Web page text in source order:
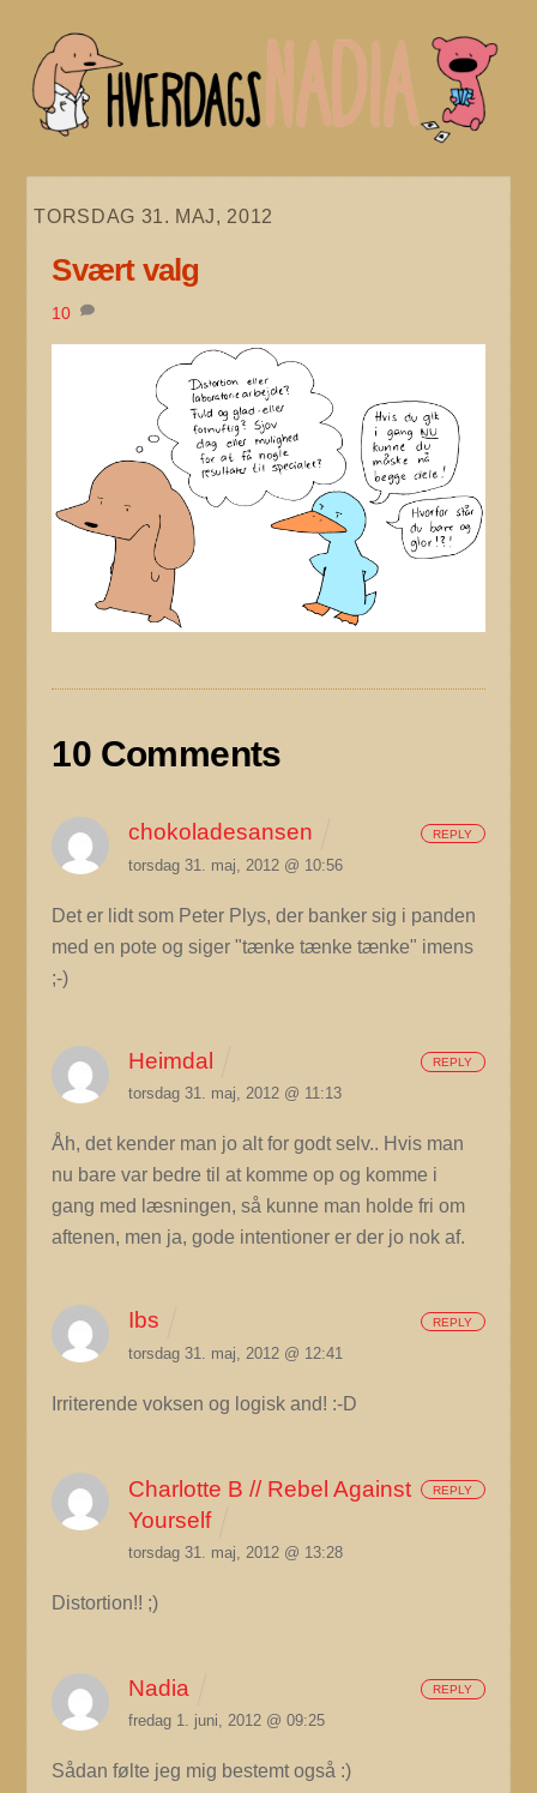
content
TORSDAG 31. MAJ, 2012
Svært valg
10
10 Comments
chokoladesansen
torsdag 31. maj, 2012 @ 10:56
Det er lidt som Peter Plys, der banker sig i panden
med en pote og siger "tænke tænke tænke" imens
;-)
REPLY
Heimdal
torsdag 31. maj, 2012 @ 11:13
Åh, det kender man jo alt for godt selv.. Hvis man
nu bare var bedre til at komme op og komme i
gang med læsningen, så kunne man holde fri om
aftenen, men ja, gode intentioner er der jo nok af.
REPLY
Ibs
torsdag 31. maj, 2012 @ 12:41
Irriterende voksen og logisk and! :-D
REPLY
Charlotte B // Rebel Against
Yourself
torsdag 31. maj, 2012 @ 13:28
Distortion!! ;)
REPLY
Nadia
fredag 1. juni, 2012 @ 09:25
Sådan følte jeg mig bestemt også :)
REPLY